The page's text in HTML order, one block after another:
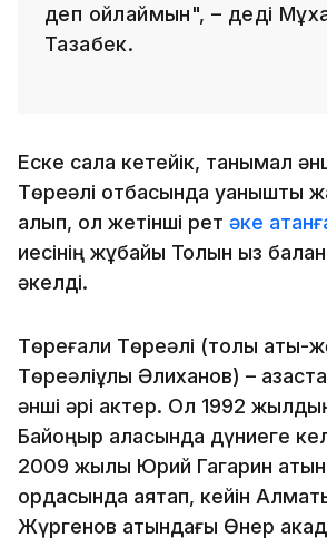
деп ойлаймын", – деді
Тазабек.
Еске сала кетейік, танымал
Төреәлі отбасында қуанышты
алып, ол жетінші рет әке
иесінің жұбайы Толқын қыз
әкелді.
Төреғали Төреәлі (толық аты-
Төреәліұлы Әлиханов) –
әнші әрі актер. Ол 1992
Байқоңыр қаласында дүниеге
2009 жылы Юрий Гагарин
ордасында аяқтап, кейін
Жүргенов атындағы Өнер